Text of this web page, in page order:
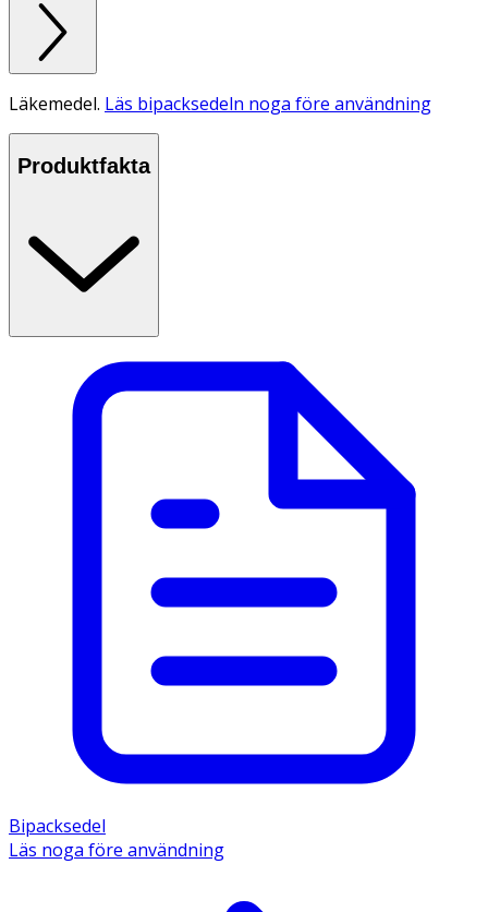
Läkemedel. Läs bipacksedeln noga före användning
Produktfakta
Bipacksedel
Läs noga före användning